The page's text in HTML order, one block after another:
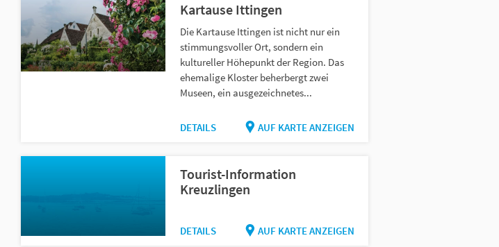
Kartause Ittingen
Die Kartause Ittingen ist nicht nur ein
stimmungsvoller Ort, sondern ein
kultureller Höhepunkt der Region. Das
ehemalige Kloster beherbergt zwei
Museen, ein ausgezeichnetes...
DETAILS AUF KARTE ANZEIGEN
Tourist-Information
Kreuzlingen
DETAILS AUF KARTE ANZEIGEN